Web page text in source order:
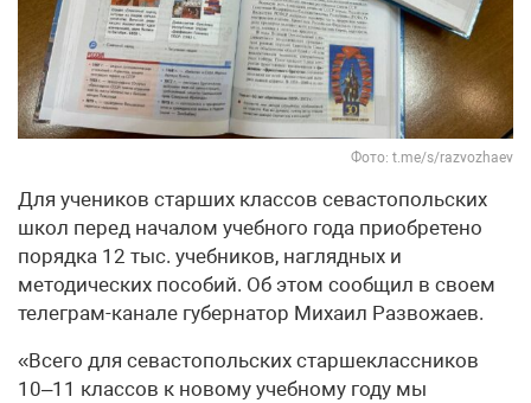
Фото: t.me/s/razvozhaev
Для учеников старших классов севастопольских
школ перед началом учебного года приобретено
порядка 12 тыс. учебников, наглядных и
методических пособий. Об этом сообщил в своем
телеграм-канале губернатор Михаил Развожаев.
«Всего для севастопольских старшеклассников
10–11 классов к новому учебному году мы